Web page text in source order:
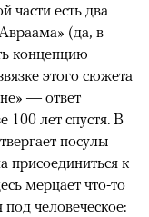
части есть два
(да, в
концепцию
этого сюжета
— ответ
100 лет спустя. В
посулы
присоединиться к
мерцает что-то
человеческое: